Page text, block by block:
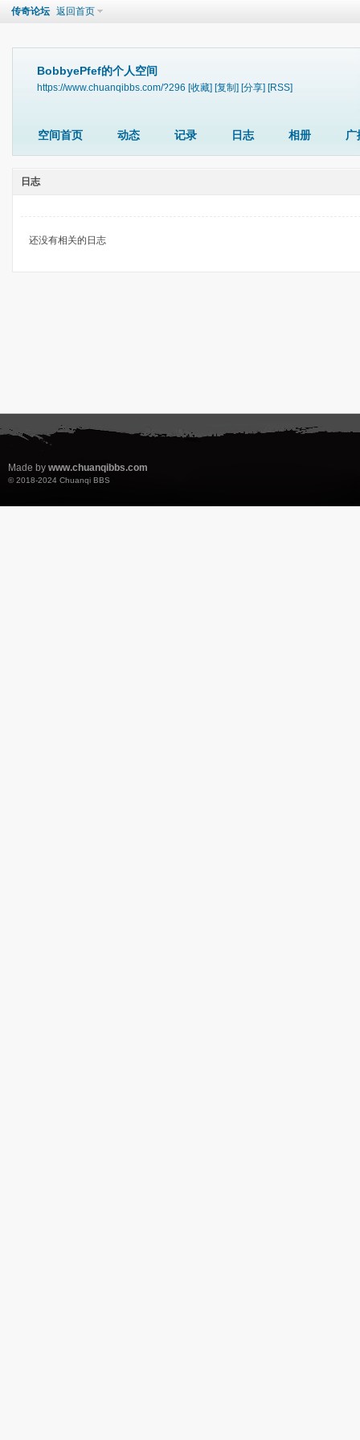
传奇论坛 返回首页
BobbyePfef的个人空间
https://www.chuanqibbs.com/?296 [收藏] [复制] [分享] [RSS]
空间首页 动态 记录 日志 相册 广
日志
还没有相关的日志
Made by www.chuanqibbs.com
© 2018-2024 Chuanqi BBS